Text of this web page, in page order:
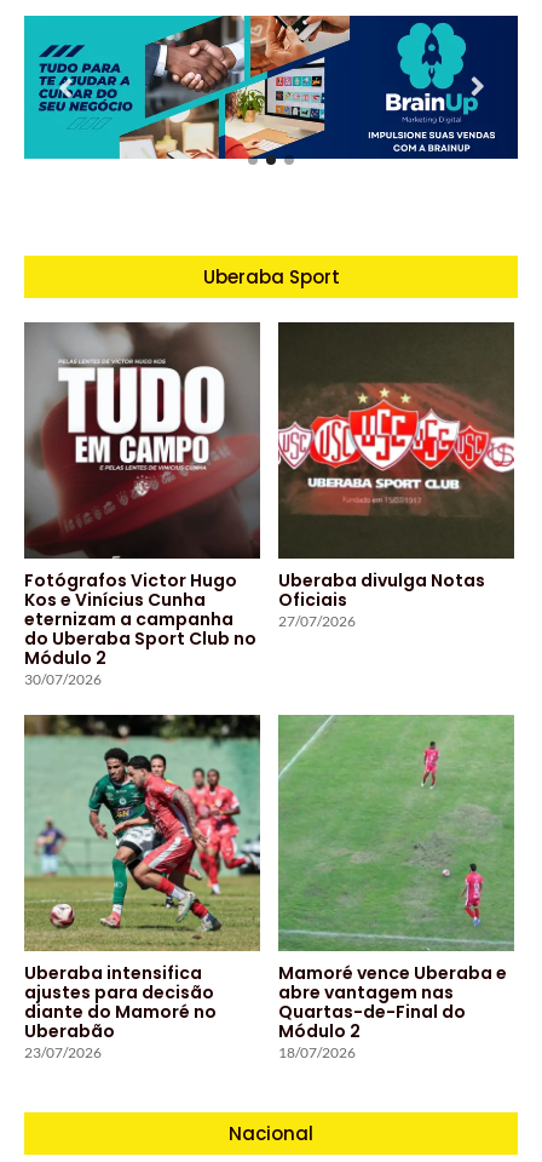
Uberaba Sport
Fotógrafos Victor Hugo
Kos e Vinícius Cunha
eternizam a campanha
do Uberaba Sport Club no
Módulo 2
30/07/2026
Uberaba divulga Notas
Oficiais
27/07/2026
Uberaba intensifica
ajustes para decisão
diante do Mamoré no
Uberabão
23/07/2026
Mamoré vence Uberaba e
abre vantagem nas
Quartas-de-Final do
Módulo 2
18/07/2026
Nacional